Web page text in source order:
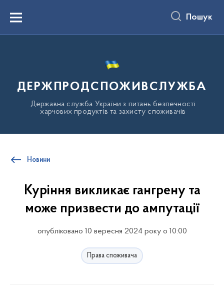
вмістуMenu Пошук
ДЕРЖПРОДСПОЖИВСЛУЖБА
Державна служба України з питань безпечності
харчових продуктів та захисту споживачів
Новини
Куріння викликає гангрену та
може призвести до ампутації
опубліковано 10 вересня 2024 року о 10:00
Права споживача